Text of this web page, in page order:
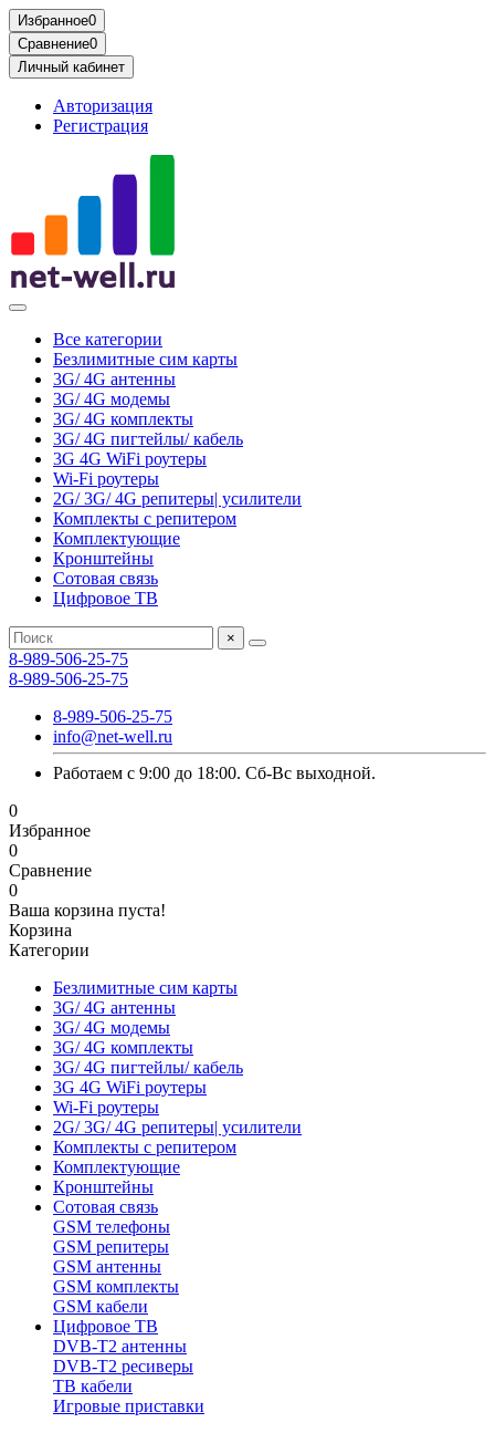
Избранное0
Сравнение0
Личный кабинет
Авторизация
Регистрация
Все категории
Безлимитные сим карты
3G/ 4G антенны
3G/ 4G модемы
3G/ 4G комплекты
3G/ 4G пигтейлы/ кабель
3G 4G WiFi роутеры
Wi-Fi роутеры
2G/ 3G/ 4G репитеры| усилители
Комплекты с репитером
Комплектующие
Кронштейны
Сотовая связь
Цифровое ТВ
×
8-989-506-25-75
8-989-506-25-75
8-989-506-25-75
info@net-well.ru
Работаем с 9:00 до 18:00. Сб-Вс выходной.
0
Избранное
0
Сравнение
0
Ваша корзина пуста!
Корзина
Категории
Безлимитные сим карты
3G/ 4G антенны
3G/ 4G модемы
3G/ 4G комплекты
3G/ 4G пигтейлы/ кабель
3G 4G WiFi роутеры
Wi-Fi роутеры
2G/ 3G/ 4G репитеры| усилители
Комплекты с репитером
Комплектующие
Кронштейны
Сотовая связь
GSM телефоны
GSM репитеры
GSM антенны
GSM комплекты
GSM кабели
Цифровое ТВ
DVB-T2 антенны
DVB-T2 ресиверы
ТВ кабели
Игровые приставки